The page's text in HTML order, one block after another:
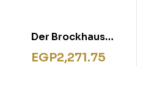
Der Brockhaus
Alternative Medizin
EGP2,271.75